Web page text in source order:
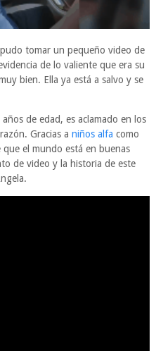
tomar un pequeño video de
de lo valiente que era su
bien. Ella ya está a salvo y se
de edad, es aclamado en los
Gracias a niños alfa como
que el mundo está en buenas
de video y la historia de este